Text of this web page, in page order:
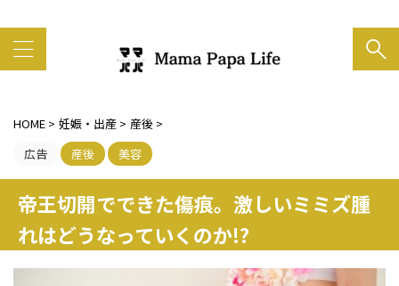
HOME > 妊娠・出産 > 産後 >
広告
産後 美容
帝王切開でできた傷痕。激しいミミズ腫
れはどうなっていくのか!?